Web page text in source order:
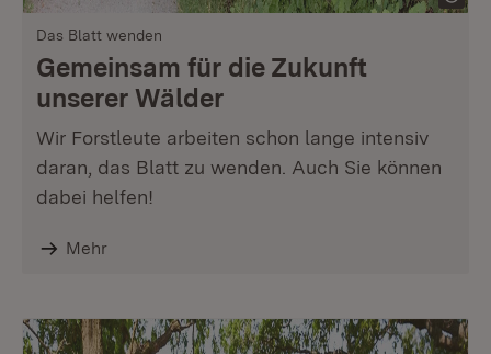
Das Blatt wenden
Gemeinsam für die Zukunft
unserer Wälder
Wir Forstleute arbeiten schon lange intensiv
daran, das Blatt zu wenden. Auch Sie können
dabei helfen!
Mehr